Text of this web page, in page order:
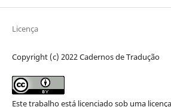
Licença
Copyright (c) 2022 Cadernos de Tradução
Este trabalho está licenciado sob uma licença